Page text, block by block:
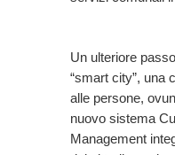
Un ulteriore
“smart city”, una
alle persone,
nuovo sistema
Management